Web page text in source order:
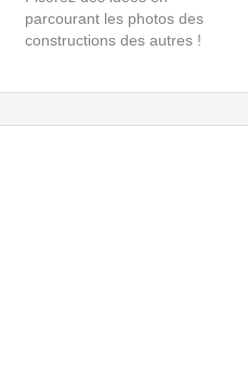
parcourant les photos des
constructions des autres !